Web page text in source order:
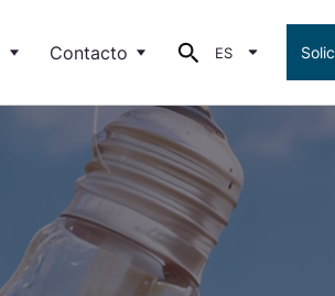
Torytrans
para distintos sectores y aplicaciones
PARA
Gestión de la energía
componentes inductivos son soluciones
la eficiencia energética.
y noticias
de empleo
Contacto
Red comercial
Exportación
Empleo
Buscar
ES